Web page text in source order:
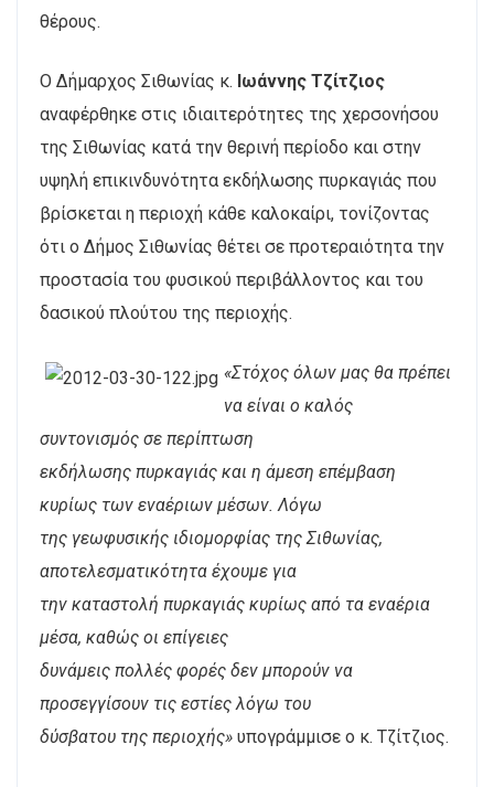
θέρους.
Ο Δήμαρχος Σιθωνίας κ. Ιωάννης Τζίτζιος
αναφέρθηκε στις ιδιαιτερότητες της χερσονήσου
της Σιθωνίας κατά την θερινή περίοδο και στην
υψηλή επικινδυνότητα εκδήλωσης πυρκαγιάς που
βρίσκεται η περιοχή κάθε καλοκαίρι, τονίζοντας
ότι ο Δήμος Σιθωνίας θέτει σε προτεραιότητα την
προστασία του φυσικού περιβάλλοντος και του
δασικού πλούτου της περιοχής.
«Στόχος όλων μας θα πρέπει
να είναι ο καλός
συντονισμός σε περίπτωση
εκδήλωσης πυρκαγιάς και η άμεση επέμβαση
κυρίως των εναέριων μέσων. Λόγω
της γεωφυσικής ιδιομορφίας της Σιθωνίας,
αποτελεσματικότητα έχουμε για
την καταστολή πυρκαγιάς κυρίως από τα εναέρια
μέσα, καθώς οι επίγειες
δυνάμεις πολλές φορές δεν μπορούν να
προσεγγίσουν τις εστίες λόγω του
δύσβατου της περιοχής» υπογράμμισε ο κ. Τζίτζιος.